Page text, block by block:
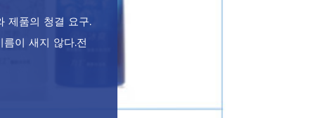
제품의 청결 요구.
이 새지 않다.전